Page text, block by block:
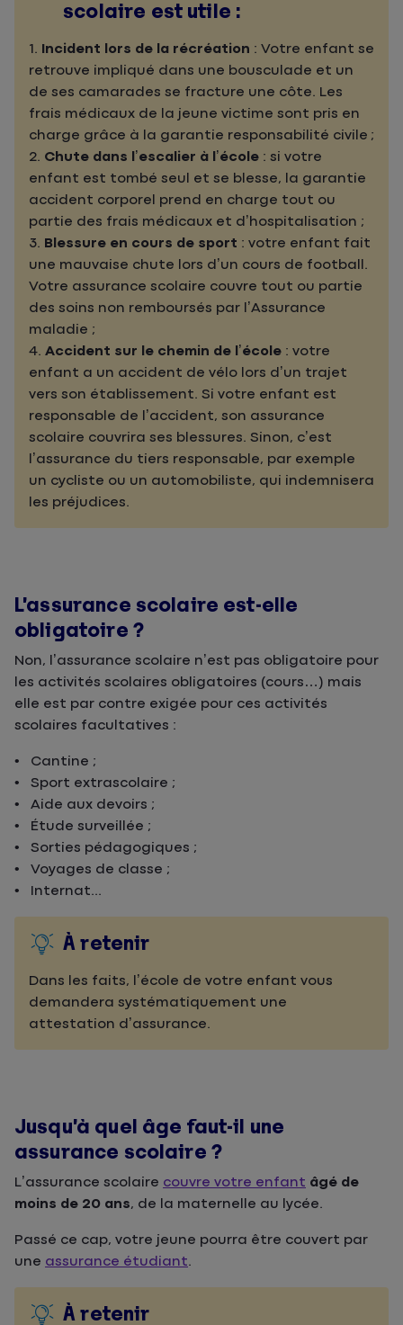
scolaire est utile :
1. Incident lors de la récréation : Votre enfant se
retrouve impliqué dans une bousculade et un
de ses camarades se fracture une côte. Les
frais médicaux de la jeune victime sont pris en
charge grâce à la garantie responsabilité civile ;
2. Chute dans l’escalier à l’école : si votre
enfant est tombé seul et se blesse, la garantie
accident corporel prend en charge tout ou
partie des frais médicaux et d’hospitalisation ;
3. Blessure en cours de sport : votre enfant fait
une mauvaise chute lors d’un cours de football.
Votre assurance scolaire couvre tout ou partie
des soins non remboursés par l’Assurance
maladie ;
4. Accident sur le chemin de l’école : votre
enfant a un accident de vélo lors d’un trajet
vers son établissement. Si votre enfant est
responsable de l’accident, son assurance
scolaire couvrira ses blessures. Sinon, c’est
l’assurance du tiers responsable, par exemple
un cycliste ou un automobiliste, qui indemnisera
les préjudices.
L’assurance scolaire est-elle
obligatoire ?
Non, l’assurance scolaire n’est pas obligatoire pour
les activités scolaires obligatoires (cours…) mais
elle est par contre exigée pour ces activités
scolaires facultatives :
• Cantine ;
• Sport extrascolaire ;
• Aide aux devoirs ;
• Étude surveillée ;
• Sorties pédagogiques ;
• Voyages de classe ;
• Internat...
À retenir
Dans les faits, l’école de votre enfant vous
demandera systématiquement une
attestation d’assurance.
Jusqu’à quel âge faut-il une
assurance scolaire ?
L’assurance scolaire couvre votre enfant âgé de
moins de 20 ans, de la maternelle au lycée.
Passé ce cap, votre jeune pourra être couvert par
une assurance étudiant.
À retenir